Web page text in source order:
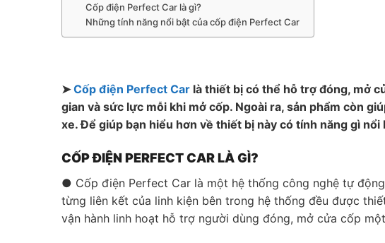
Cốp điện Perfect Car là gì?
Những tính năng nổi bật của cốp điện Perfect Car
➤Cốp điện Perfect Car là thiết bị có thể hỗ trợ đóng, mở
gian và sức lực mỗi khi mở cốp. Ngoài ra, sản phẩm còn
xe. Để giúp bạn hiểu hơn về thiết bị này có tính năng gì
CỐP ĐIỆN PERFECT CAR LÀ GÌ?
● Cốp điện Perfect Car là một hệ thống công nghệ tự
từng liên kết của linh kiện bên trong hệ thống đều được
vận hành linh hoạt hỗ trợ người dùng đóng, mở cửa cốp